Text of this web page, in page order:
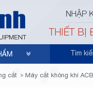
NHẬP
THIẾT BỊ
Tìm
cắt Máy cắt không khí ACB